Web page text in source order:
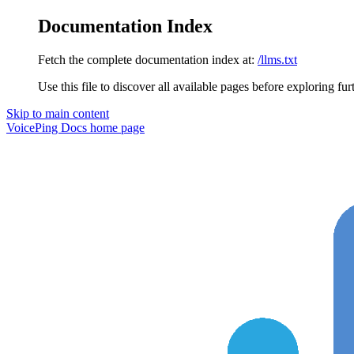
Documentation Index
Fetch the complete documentation index at: /llms.txt
Use this file to discover all available pages before exploring
Skip to main content
VoicePing Docs home page